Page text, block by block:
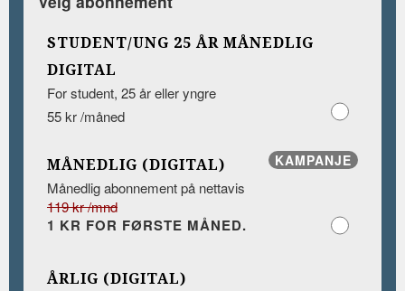
STUDENT/UNG 25 ÅR MÅNEDLIG
DIGITAL
For student, 25 år eller yngre
55 kr /måned
KAMPANJE
MÅNEDLIG (DIGITAL)
Månedlig abonnement på nettavis
119 kr /mnd
1 KR FOR FØRSTE MÅNED.
ÅRLIG (DIGITAL)